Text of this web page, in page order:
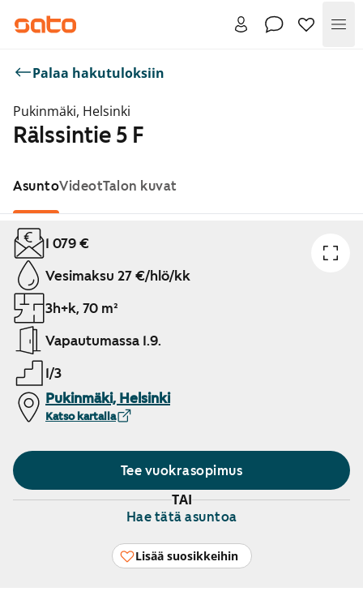
Palaa hakutuloksiin
Pukinmäki, Helsinki
Rälssintie 5 F
AsuntoVideotTalon kuvat
Näytetään dia 1 / 1
1 079 €
Vesimaksu 27 €/hlö/kk
3h+k, 70 m²
Vapautumassa 1.9.
1/3
Pukinmäki, Helsinki
Katso kartalla
Tee vuokrasopimus
TAI
Hae tätä asuntoa
Lisää suosikkeihin